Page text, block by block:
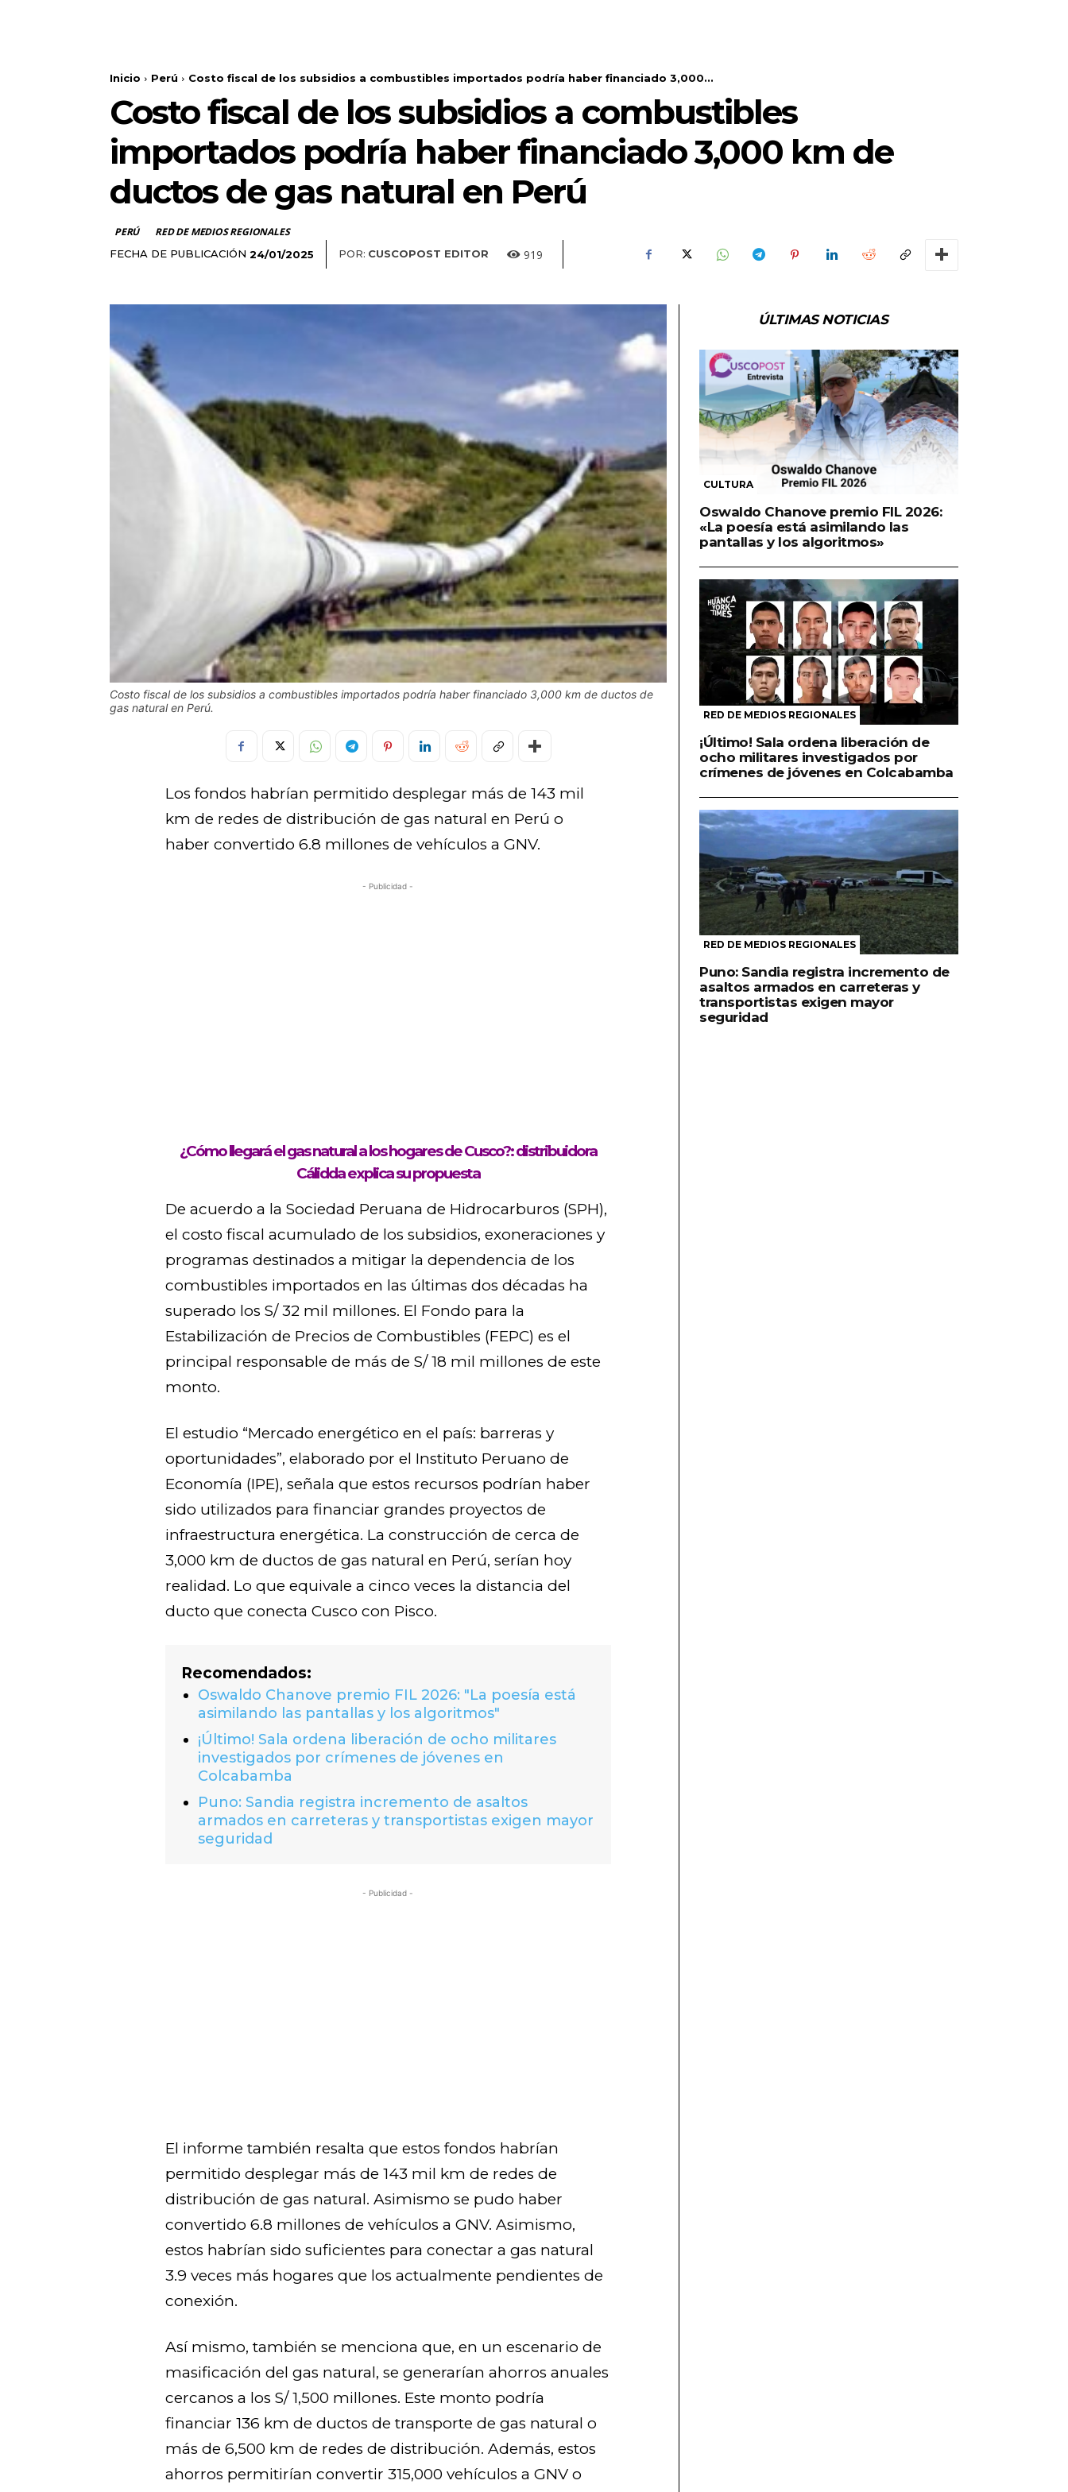
Inicio Perú Costo fiscal de los subsidios a combustibles importados podría haber financiado 3,000...
Costo fiscal de los subsidios a combustibles
importados podría haber financiado 3,000 km de
ductos de gas natural en Perú
PERÚ RED DE MEDIOS REGIONALES
FECHA DE PUBLICACIÓN 24/01/2025 POR: CUSCOPOST EDITOR 919
Costo fiscal de los subsidios a combustibles importados podría haber financiado 3,000 km de ductos de
gas natural en Perú.
Los fondos habrían permitido desplegar más de 143 mil
km de redes de distribución de gas natural en Perú o
haber convertido 6.8 millones de vehículos a GNV.
- Publicidad -
¿Cómo llegará el gas natural a los hogares de Cusco?: distribuidora
Cálidda explica su propuesta
De acuerdo a la Sociedad Peruana de Hidrocarburos (SPH),
el costo fiscal acumulado de los subsidios, exoneraciones y
programas destinados a mitigar la dependencia de los
combustibles importados en las últimas dos décadas ha
superado los S/ 32 mil millones. El Fondo para la
Estabilización de Precios de Combustibles (FEPC) es el
principal responsable de más de S/ 18 mil millones de este
monto.
El estudio “Mercado energético en el país: barreras y
oportunidades”, elaborado por el Instituto Peruano de
Economía (IPE), señala que estos recursos podrían haber
sido utilizados para financiar grandes proyectos de
infraestructura energética. La construcción de cerca de
3,000 km de ductos de gas natural en Perú, serían hoy
realidad. Lo que equivale a cinco veces la distancia del
ducto que conecta Cusco con Pisco.
Recomendados:
Oswaldo Chanove premio FIL 2026: "La poesía está
asimilando las pantallas y los algoritmos"
¡Último! Sala ordena liberación de ocho militares
investigados por crímenes de jóvenes en
Colcabamba
Puno: Sandia registra incremento de asaltos
armados en carreteras y transportistas exigen mayor
seguridad
- Publicidad -
El informe también resalta que estos fondos habrían
permitido desplegar más de 143 mil km de redes de
distribución de gas natural. Asimismo se pudo haber
convertido 6.8 millones de vehículos a GNV. Asimismo,
estos habrían sido suficientes para conectar a gas natural
3.9 veces más hogares que los actualmente pendientes de
conexión.
Así mismo, también se menciona que, en un escenario de
masificación del gas natural, se generarían ahorros anuales
cercanos a los S/ 1,500 millones. Este monto podría
financiar 136 km de ductos de transporte de gas natural o
más de 6,500 km de redes de distribución. Además, estos
ahorros permitirían convertir 315,000 vehículos a GNV o
ÚLTIMAS NOTICIAS
CULTURA
Oswaldo Chanove premio FIL 2026:
«La poesía está asimilando las
pantallas y los algoritmos»
RED DE MEDIOS REGIONALES
¡Último! Sala ordena liberación de
ocho militares investigados por
crímenes de jóvenes en Colcabamba
RED DE MEDIOS REGIONALES
Puno: Sandia registra incremento de
asaltos armados en carreteras y
transportistas exigen mayor
seguridad